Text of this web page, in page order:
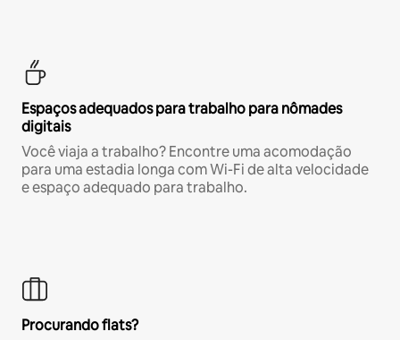
Espaços adequados para trabalho para nômades
digitais
Você viaja a trabalho? Encontre uma acomodação
para uma estadia longa com Wi-Fi de alta velocidade
e espaço adequado para trabalho.
Procurando flats?